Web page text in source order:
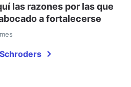
las razones por las que
a fortalecerse